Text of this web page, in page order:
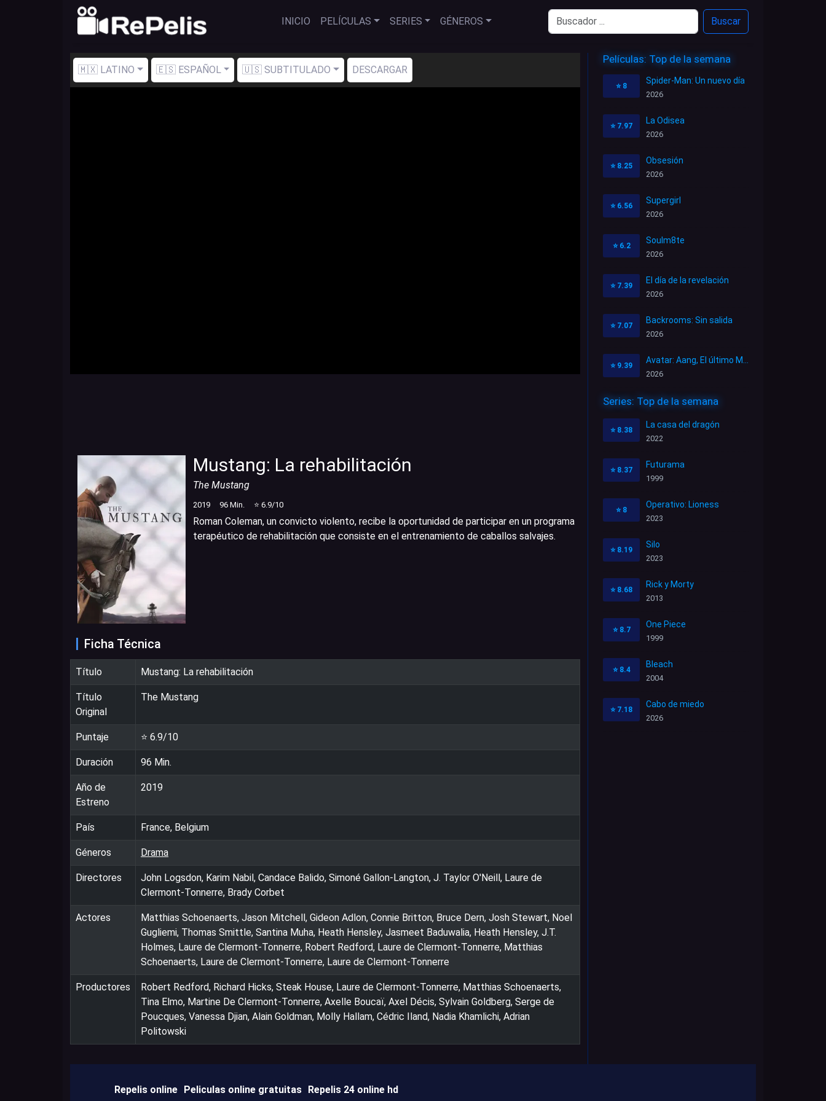
INICIO PELÍCULAS SERIES GÉNEROS Buscar
🇲🇽 LATINO 🇪🇸 ESPAÑOL 🇺🇸 SUBTITULADO DESCARGAR
Mustang: La rehabilitación
The Mustang
2019 96 Min. ⭐ 6.9/10
Roman Coleman, un convicto violento, recibe la oportunidad de participar en un programa
terapéutico de rehabilitación que consiste en el entrenamiento de caballos salvajes.
Ficha Técnica
Título Mustang: La rehabilitación
Título
Original
The Mustang
Puntaje ⭐ 6.9/10
Duración 96 Min.
Año de
Estreno
2019
País France, Belgium
Géneros Drama
Directores
John Logsdon, Karim Nabil, Candace Balido, Simoné Gallon-Langton, J. Taylor O'Neill, Laure de
Clermont-Tonnerre, Brady Corbet
Actores
Matthias Schoenaerts, Jason Mitchell, Gideon Adlon, Connie Britton, Bruce Dern, Josh Stewart, Noel
Gugliemi, Thomas Smittle, Santina Muha, Heath Hensley, Jasmeet Baduwalia, Heath Hensley, J.T.
Holmes, Laure de Clermont-Tonnerre, Robert Redford, Laure de Clermont-Tonnerre, Matthias
Schoenaerts, Laure de Clermont-Tonnerre, Laure de Clermont-Tonnerre
Productores
Robert Redford, Richard Hicks, Steak House, Laure de Clermont-Tonnerre, Matthias Schoenaerts,
Tina Elmo, Martine De Clermont-Tonnerre, Axelle Boucaï, Axel Décis, Sylvain Goldberg, Serge de
Poucques, Vanessa Djian, Alain Goldman, Molly Hallam, Cédric Iland, Nadia Khamlichi, Adrian
Politowski
Películas: Top de la semana
⭐ 8
Spider-Man: Un nuevo día
2026
⭐ 7.97
La Odisea
2026
⭐ 8.25
Obsesión
2026
⭐ 6.56
Supergirl
2026
⭐ 6.2
Soulm8te
2026
⭐ 7.39
El día de la revelación
2026
⭐ 7.07
Backrooms: Sin salida
2026
⭐ 9.39
2026
Series: Top de la semana
⭐ 8.38
La casa del dragón
2022
⭐ 8.37
Futurama
1999
⭐ 8
Operativo: Lioness
2023
⭐ 8.19
Silo
2023
⭐ 8.68
Rick y Morty
2013
⭐ 8.7
One Piece
1999
⭐ 8.4
Bleach
2004
⭐ 7.18
Cabo de miedo
2026
Repelis online Peliculas online gratuitas Repelis 24 online hd